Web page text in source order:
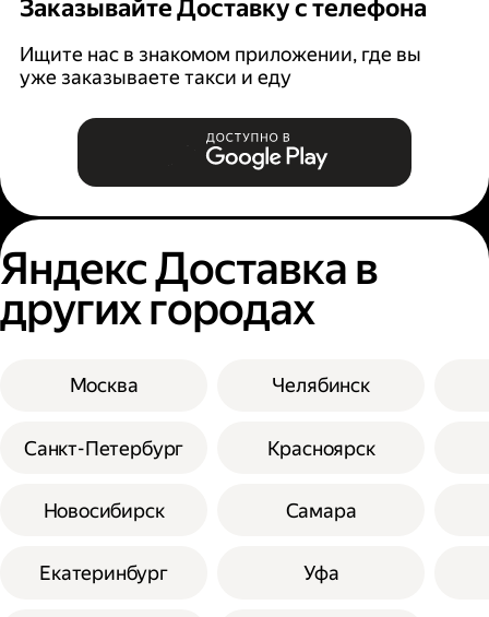
Заказывайте Доставку с телефона
Ищите нас в знакомом приложении, где вы
уже заказываете такси и еду
Яндекс Доставка в
других городах
Москва
Санкт-Петербург
Новосибирск
Екатеринбург
Челябинск
Красноярск
Самара
Уфа